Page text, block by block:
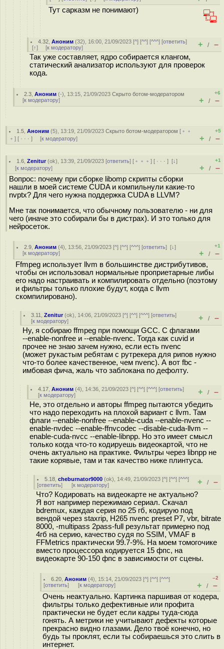
Тут сарказм не понимают)
4.32 ,Аноним (32), 16:00, 21/09/2023 [^] [^^] [^^^] [ответить]
[↑] [к модератору] + / –
Так уже составляет, ядро собирается клангом,
статический анализатор используют для проверок
кода.
2.3 ,Аноним (-), 13:15, 21/09/2023Скрыто ботом-модератором
[к модератору]
+6
+ / –
1.5 ,Аноним (5), 13:19, 21/09/2023Скрыто ботом-модератором [ ﹢﹢
﹢ ] [ · · · ] [к модератору]
+5
+ / –
1.6 ,Zenitur(ok), 13:39, 21/09/2023 [ответить] [ ﹢﹢﹢] [ · · ·][↓]
[к модератору]
+1
+ / –
Вопрос: почему при сборке libomp скрипты сборки
нашли в моей системе CUDA и компильнули какие-то
nvptx? Для чего нужна поддержка CUDA в LLVM?
Мне так понимается, что обычному пользователю - ни для
чего (иначе это собирали бы в дистрах). И это только для
нейросеток.
2.9 ,Аноним (4), 13:56, 21/09/2023 [^] [^^] [^^^] [ответить][↓]
[к модератору]
+1
+ / –
Ffmpeg использует llvm в большинстве дистрибутивов,
чтобы он использовал нормальные проприетарные либы
его надо настраивать и компилировать отдельно (поэтому
и фильтры только плохие будут, когда с llvm
скомпилировано).
3.11 ,Zenitur(ok), 14:06, 21/09/2023 [^] [^^] [^^^] [ответить]
[к модератору] + / –
Ну, я собираю ffmpeg при помощи GCC. С флагами
--enable-nonfree и --enable-nvenc. Тогда как cuvid и
прочее не знаю зачем нужно, если есть nvenc
(может рукастым ребятам с рутрекера для рипов нужно
что-то более качественное, чем nvenc). А вот fbc -
имбовая фича, жаль что заблокана по дефолту.
4.17 ,Аноним (4), 14:36, 21/09/2023 [^] [^^] [^^^] [ответить]
[к модератору] + / –
Не, это отдельно и авторы ffmpeg пытаются убедить
что надо переходить на плохой вариант с llvm. Там
флаги --enable-nonfree --enable-cuda --enable-nvenc --
enable-nvdec --enable-ffnvcodec --disable-cuda-llvm --
enable-cuda-nvcc --enable-libnpp. Но это имеет смысл
только когда что-то кодируешь видеокартой, что не
очень актуально на практике. Фильтры через libnpp не
такие корявые, там и так качество ниже плинтуса.
5.18 ,cheburnator9000 (ok), 14:49, 21/09/2023 [^] [^^] [^^^]
[ответить] [к модератору] + / –
Что? Кодировать на видеокарте не актуально?
Я вот например пережимаю сериал. Скачал
bdremux, каждая серия по 25 гб, кодирую под
вендой через staxrip, H265 nvenc preset P7, vbr, bitrate
8000, -multipass 2pass-full результат примерно под
4гб на серию, качество судя по SSIM, VMAF в
FFMetrics практически 99.7-9%. На моем томогочике
вместо процессора кодируется 15 фпс, на
видеокарте 90-150 фпс в зависимости от сцены.
6.20 ,Аноним (4), 15:14, 21/09/2023 [^] [^^] [^^^]
[ответить] [к модератору]
–2
+ / –
Очень неактуально. Картинка паршивая от кодера,
фильтры только дефективные или профита
практически не будет если кадры туда-сюда
гонять. А метрики не учитывают дефекты которые
прекрасно видно глазами. Дело твоё конечно, но
будь ты проклят, если ты собираешься это слить в
интернет.